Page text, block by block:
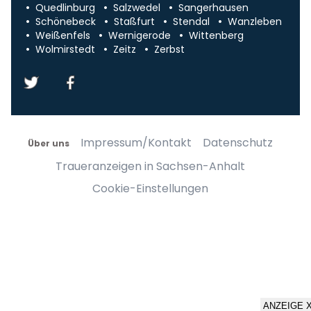
Quedlinburg
Salzwedel
Sangerhausen
Schönebeck
Staßfurt Stendal
Wanzleben
Weißenfels
Wernigerode
Wittenberg
Wolmirstedt
Zeitz Zerbst
Über uns Impressum/Kontakt
Datenschutz
Traueranzeigen in Sachsen-Anhalt
Cookie-Einstellungen
ANZEIGE